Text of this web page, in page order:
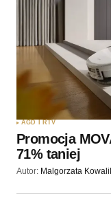
Twoję imię
Twój adres e-
Zapamiętaj
pisania
Wyślij
AGD I RTV
Promocja
71% taniej
Autor: Malgorzata